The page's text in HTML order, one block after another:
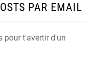
PAR EMAIL
pour t'avertir d'un